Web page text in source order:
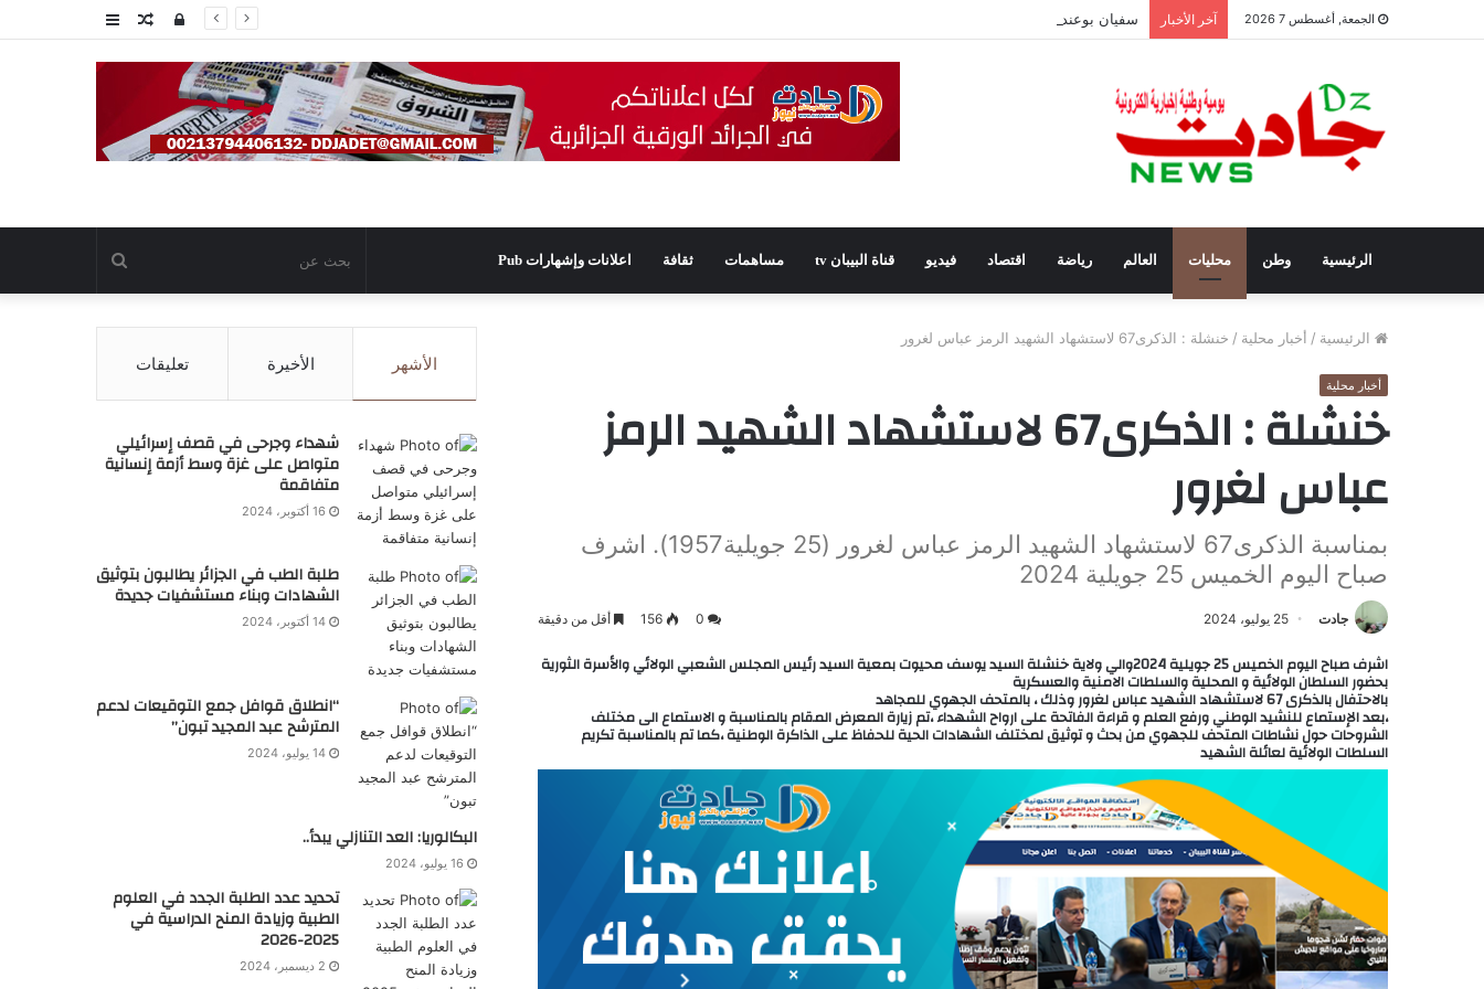
الجمعة, أغسطس 7 2026 آخر الأخبار سفيان بوعنداس رئيسًا جديدًا للمجلس الشعبي الولائي بسطيف بالأغلبية عمودمقالتسجيل
الرئيسية وطن محليات العالم رياضة اقتصاد فيديو قناة البيبان tv مساهمات ثقافة اعلانات وإشهارات Pub بحث
عن
الرئيسية / أخبار محلية / خنشلة : الذكرى67 لاستشهاد الشهيد الرمز عباس لغرور
أخبار محلية
خنشلة : الذكرى67 لاستشهاد الشهيد الرمز
عباس لغرور
بمناسبة الذكرى67 لاستشهاد الشهيد الرمز عباس لغرور (25 جويلية1957). اشرف
صباح اليوم الخميس 25 جويلية 2024
جادت 25 يوليو، 2024 0
156 أقل من دقيقة
اشرف صباح اليوم الخميس 25 جويلية 2024والي ولاية خنشلة السيد يوسف محيوت بمعية السيد رئيس المجلس الشعبي الولائي والأسرة الثورية
بحضور السلطان الولائية و المحلية والسلطات الامنية والعسكرية
بالاحتفال بالذكرى 67 لاستشهاد الشهيد عباس لغرور وذلك ، بالمتحف الجهوي للمجاهد
،بعد الإستماع للنشيد الوطني ورفع العلم و قراءة الفاتحة على ارواح الشهداء ،تم زيارة المعرض المقام بالمناسبة و الاستماع الى مختلف
الشروحات حول نشاطات المتحف للجهوي من بحث و توثيق لمختلف الشهادات الحية للحفاظ على الذاكرة الوطنية ،كما تم بالمناسبة تكريم
السلطات الولائية لعائلة الشهيد
الأشهر الأخيرة تعليقات
شهداء وجرحى في قصف إسرائيلي
متواصل على غزة وسط أزمة إنسانية
متفاقمة
16 أكتوبر، 2024
طلبة الطب في الجزائر يطالبون بتوثيق
الشهادات وبناء مستشفيات جديدة
14 أكتوبر، 2024
“انطلاق قوافل جمع التوقيعات لدعم
المترشح عبد المجيد تبون”
14 يوليو، 2024
البكالوريا: العد التنازلي يبدأ..
16 يوليو، 2024
تحديد عدد الطلبة الجدد في العلوم
الطبية وزيادة المنح الدراسية في
2025-2026
2 ديسمبر، 2024